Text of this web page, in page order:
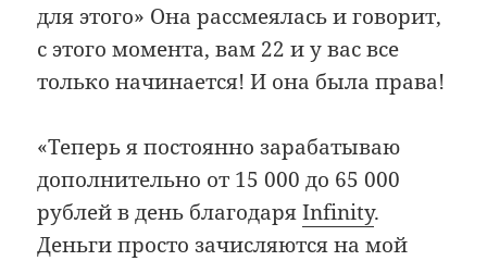
для этого» Она рассмеялась и говорит,
с этого момента, вам 22 и у вас все
только начинается! И она была права!
«Теперь я постоянно зарабатываю
дополнительно от 15 000 до 65 000
рублей в день благодаряInfinity.
Деньги просто зачисляются на мой